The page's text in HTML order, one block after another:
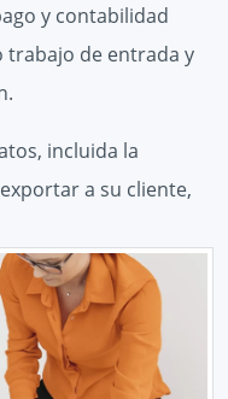
y contabilidad
trabajo de entrada y
incluida la
a su cliente,